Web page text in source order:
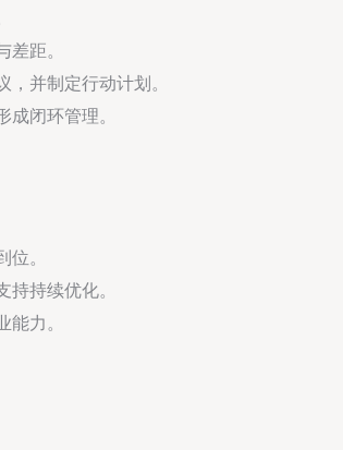
距。
并制定行动计划。
闭环管理。
。
持续优化。
力。